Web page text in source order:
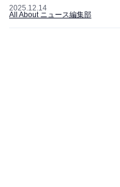
2025.12.14
All About ニュース編集部